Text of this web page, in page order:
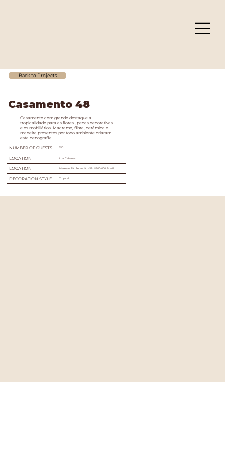
Casamento 48
Casamento com grande destaque a
tropicalidade para as flores , peças decorativas
e os mobiliários. Macrame, fibra, cerâmica e
madeira presentes por todo ambiente criaram
esta cenografia.
NUMBER OF GUESTS
LOCATION
LOCATION
DECORATION STYLE
150
Luai Cabanas
Maresias, São Sebastião - SP, 11600-000, Brasil
Tropical
Back to Projects